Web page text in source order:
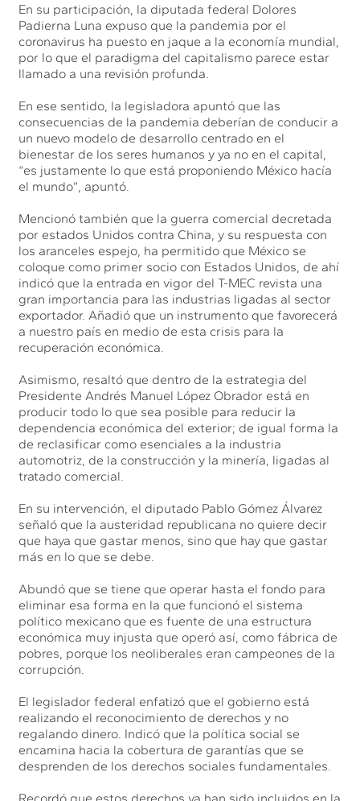
En su participación, la diputada federal Dolores
Padierna Luna expuso que la pandemia por el
coronavirus ha puesto en jaque a la economía mundial,
por lo que el paradigma del capitalismo parece estar
llamado a una revisión profunda.
En ese sentido, la legisladora apuntó que las
consecuencias de la pandemia deberían de conducir a
un nuevo modelo de desarrollo centrado en el
bienestar de los seres humanos y ya no en el capital,
“es justamente lo que está proponiendo México hacía
el mundo”, apuntó.
Mencionó también que la guerra comercial decretada
por estados Unidos contra China, y su respuesta con
los aranceles espejo, ha permitido que México se
coloque como primer socio con Estados Unidos, de ahí
indicó que la entrada en vigor del T-MEC revista una
gran importancia para las industrias ligadas al sector
exportador. Añadió que un instrumento que favorecerá
a nuestro país en medio de esta crisis para la
recuperación económica.
Asimismo, resaltó que dentro de la estrategia del
Presidente Andrés Manuel López Obrador está en
producir todo lo que sea posible para reducir la
dependencia económica del exterior; de igual forma la
de reclasificar como esenciales a la industria
automotriz, de la construcción y la minería, ligadas al
tratado comercial.
En su intervención, el diputado Pablo Gómez Álvarez
señaló que la austeridad republicana no quiere decir
que haya que gastar menos, sino que hay que gastar
más en lo que se debe.
Abundó que se tiene que operar hasta el fondo para
eliminar esa forma en la que funcionó el sistema
político mexicano que es fuente de una estructura
económica muy injusta que operó así, como fábrica de
pobres, porque los neoliberales eran campeones de la
corrupción.
El legislador federal enfatizó que el gobierno está
realizando el reconocimiento de derechos y no
regalando dinero. Indicó que la política social se
encamina hacia la cobertura de garantías que se
desprenden de los derechos sociales fundamentales.